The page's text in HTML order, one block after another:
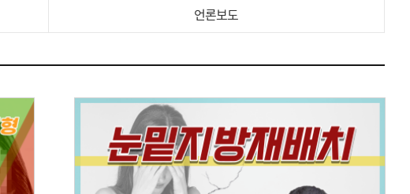
언론보도